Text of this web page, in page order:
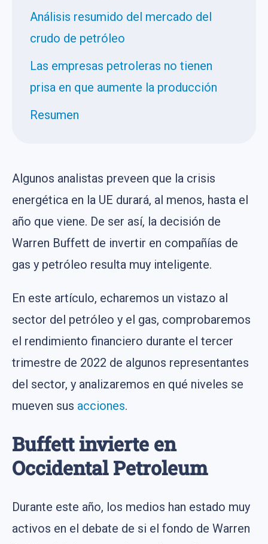
Análisis resumido del mercado del
crudo de petróleo
Las empresas petroleras no tienen
prisa en que aumente la producción
Resumen
Algunos analistas preveen que la crisis
energética en la UE durará, al menos, hasta el
año que viene. De ser así, la decisión de
Warren Buffett de invertir en compañías de
gas y petróleo resulta muy inteligente.
En este artículo, echaremos un vistazo al
sector del petróleo y el gas, comprobaremos
el rendimiento financiero durante el tercer
trimestre de 2022 de algunos representantes
del sector, y analizaremos en qué niveles se
mueven sus acciones.
Buffett invierte en
Occidental Petroleum
Durante este año, los medios han estado muy
activos en el debate de si el fondo de Warren